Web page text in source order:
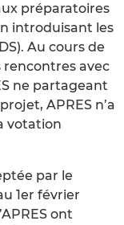
préparatoires
introduisant les
Au cours de
rencontres avec
ne partageant
APRES n’a
votation
par le
1er février
ont